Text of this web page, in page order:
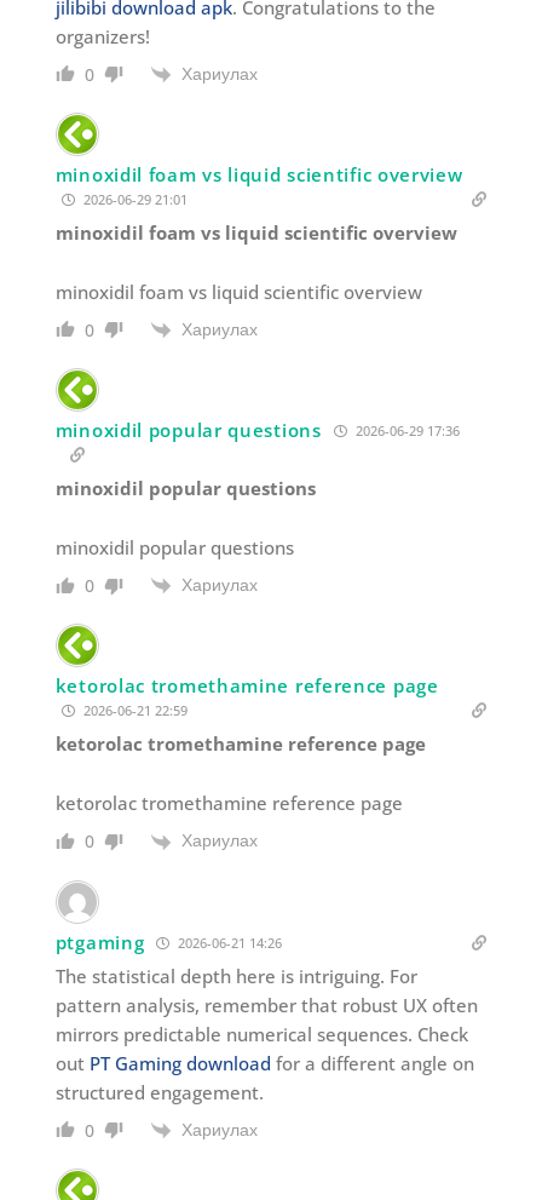
jilibibi download apk. Congratulations to the
organizers!
0 Хариулах
minoxidil foam vs liquid scientific overview
2026-06-29 21:01
minoxidil foam vs liquid scientific overview
minoxidil foam vs liquid scientific overview
0 Хариулах
minoxidil popular questions 2026-06-29 17:36
minoxidil popular questions
minoxidil popular questions
0 Хариулах
ketorolac tromethamine reference page
2026-06-21 22:59
ketorolac tromethamine reference page
ketorolac tromethamine reference page
0 Хариулах
ptgaming 2026-06-21 14:26
The statistical depth here is intriguing. For
pattern analysis, remember that robust UX often
mirrors predictable numerical sequences. Check
out PT Gaming download for a different angle on
structured engagement.
0 Хариулах